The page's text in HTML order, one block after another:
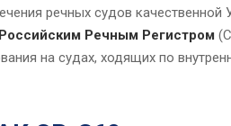
речных судов
Речным Регистром
на судах, ходящих по